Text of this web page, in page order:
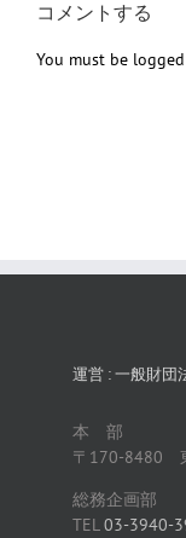
コメントする
You must be
運営 : 一般財団
本 部
〒170-8480
総務企画部
TEL03-3940-